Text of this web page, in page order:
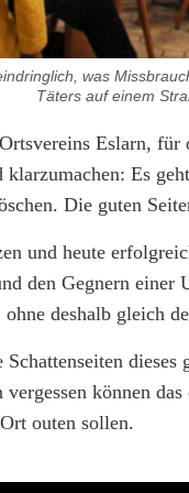
was
Täters auf einem
Eslarn,
Es
Die guten
und heute
den Gegnern einer
deshalb gleich
können
outen sollen.